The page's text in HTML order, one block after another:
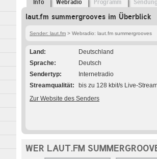
Info Webradio Programm
laut.fm summergrooves im Überblick
Sender: laut.fm > Webradio: laut.fm summergrooves
Land
Deutschland
Sprache
Deutsch
Sendertyp
Internetradio
Streamqualität
bis zu 128 kbit/s Live-
Zur Website des Senders
WER LAUT.FM